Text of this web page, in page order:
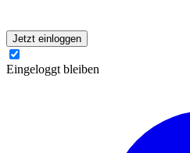
Jetzt einloggen
Eingeloggt bleiben